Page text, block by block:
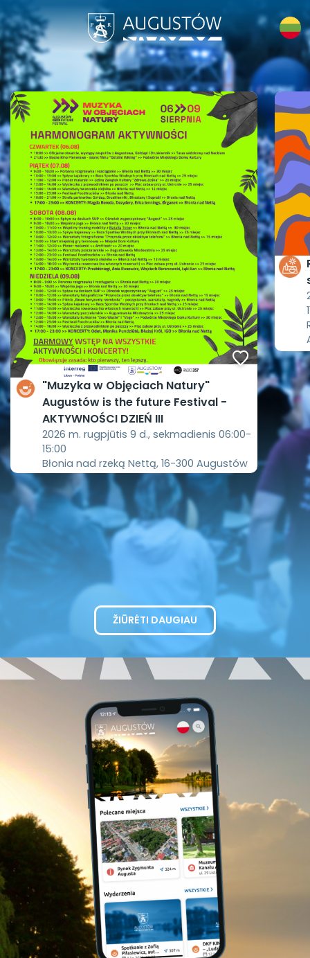
"Muzyka w Objęciach Natury"
Augustów is the future Festival -
AKTYWNOŚCI DZIEŃ III
2026 m. rugpjūtis 9 d., sekmadienis 06:00-
15:00
Błonia nad rzeką Nettą, 16-300 Augustów
ŽIŪRĖTI DAUGIAU